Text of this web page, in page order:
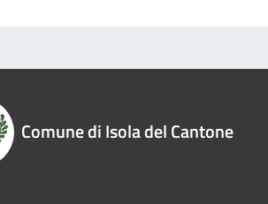
Comune di Isola del Cantone